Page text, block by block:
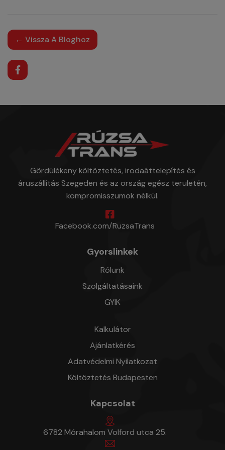
← Vissza A Bloghoz
Gördülékeny költöztetés, irodaáttelepítés és
áruszállítás Szegeden és az ország egész területén,
kompromisszumok nélkül.
Facebook.com/RuzsaTrans
Gyorslinkek
Rólunk
Szolgáltatásaink
GYIK
Kalkulátor
Ajánlatkérés
Adatvédelmi Nyilatkozat
Költöztetés Budapesten
Kapcsolat
6782 Mórahalom Volford utca 25.